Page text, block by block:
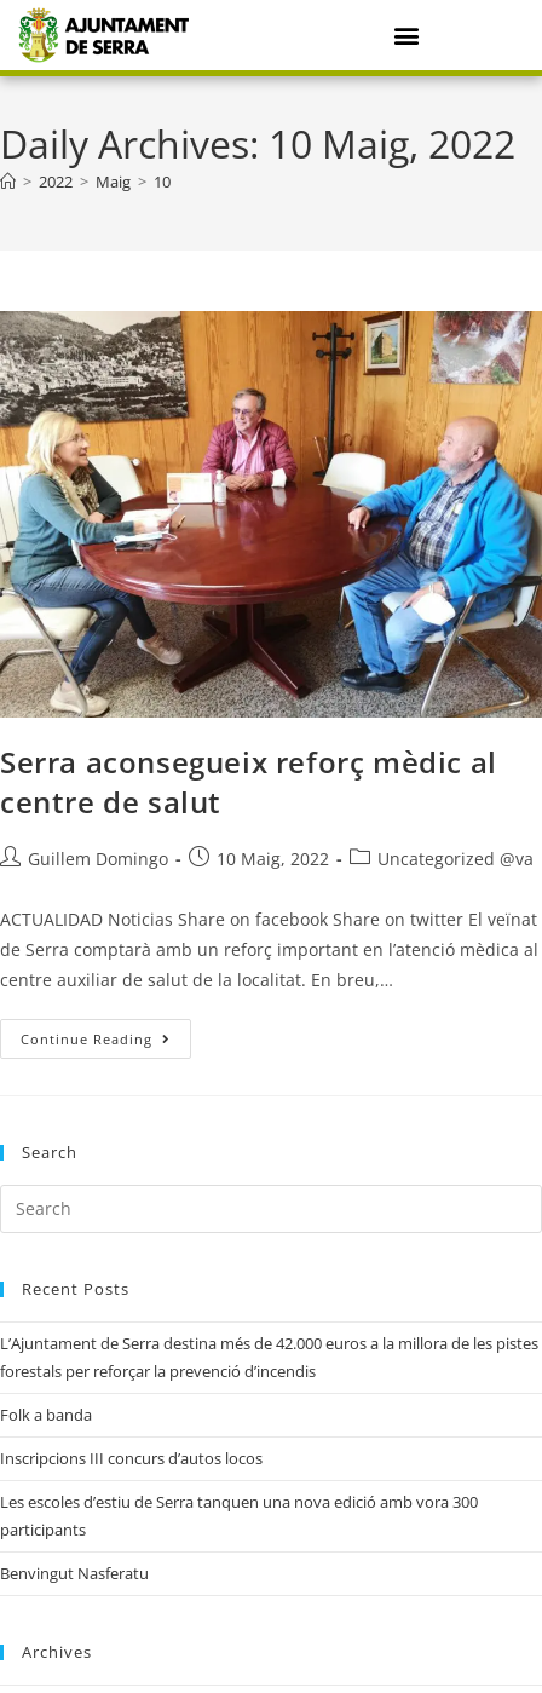
Daily Archives: 10 Maig, 2022
> 2022 > Maig > 10
Serra aconsegueix reforç mèdic al
centre de salut
Guillem Domingo 10 Maig, 2022 Uncategorized @va
ACTUALIDAD Noticias Share on facebook Share on twitter El veïnat
de Serra comptarà amb un reforç important en l’atenció mèdica al
centre auxiliar de salut de la localitat. En breu,…
Continue Reading
Search
Recent Posts
L’Ajuntament de Serra destina més de 42.000 euros a la millora de les pistes
forestals per reforçar la prevenció d’incendis
Folk a banda
Inscripcions III concurs d’autos locos
Les escoles d’estiu de Serra tanquen una nova edició amb vora 300
participants
Benvingut Nasferatu
Archives